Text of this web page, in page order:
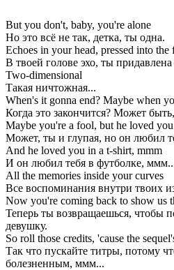
But you don't, baby, you're alone
Но это всё не так, детка, ты одна.
Echoes in your head, pressed into the
В твоей голове эхо, ты придавлена
Two-dimensional
Такая ничтожная...
When's it gonna end? Maybe when
Когда это закончится? Может
Maybe you're a fool, but he loved you
Может, ты и глупая, но он любил
And he loved you in a t-shirt, mmm
И он любил тебя в футболке,
All the memories inside your curves
Все воспоминания внутри твоих
Now you're coming back to show us
Теперь ты возвращаешься, чтобы
девушку.
So roll those credits, 'cause the
Так что пускайте титры, потому
болезненным, ммм...